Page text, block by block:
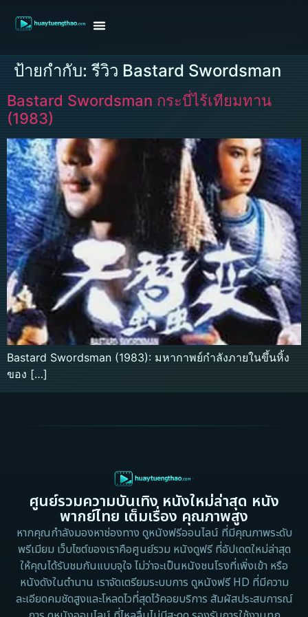
ป้ายกำกับ: รีวิว Bastard Swordsman
Bastard Swordsman กระบี่ไร้เทียมทาน
(1983)
Bastard Swordsman (1983): มหากาพย์กำลังภายในขึ้นหิ้ง
ของ […]
ศูนย์รวมความบันเทิง หนังใหม่ล่าสุด หนัง
พากย์ไทย เต็มเรื่อง คุณภาพสูง
หากคุณกำลังมองหาช่องทาง ดูหนังฟรีออนไลน์ ที่มีคุณภาพระดับ
พรีเมียม เว็บไซต์ของเราคือศูนย์รวม หนังดูฟรี ที่อัปเดตใหม่ล่าสุด
ให้คุณได้รับชมกันแบบจุใจ ไม่ว่าจะเป็นหนังชนโรงที่เพิ่งเข้า หรือ
หนังดังในตำนาน เราจัดเตรียมระบบการ ดูหนังฟรี HD ที่มีความ
ละเอียดคมชัดสูงและโหลดไวที่สุดไว้คอยบริการ สัมผัสประสบการณ์